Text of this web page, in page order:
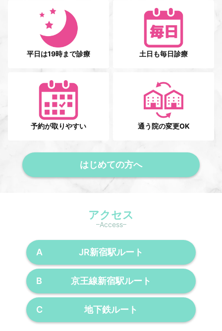
平日は19時まで診療 土日も毎日診療
予約が取りやすい 通う院の変更OK
はじめての方へ
アクセス
Access
A JR新宿駅ルート
B 京王線新宿駅ルート
C 地下鉄ルート